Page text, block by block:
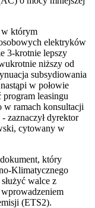
w którym
elektryków
3-krotnie lepszy
niższy od
subsydiowania
w połowie
program leasingu
w ramach konsultacji
zaznaczył dyrektor
cytowany w
który
Klimatycznego
walce z
(ETS2).